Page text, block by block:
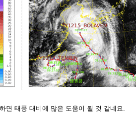
면 태풍 대비에 많은 도움이 될 것 같네요.